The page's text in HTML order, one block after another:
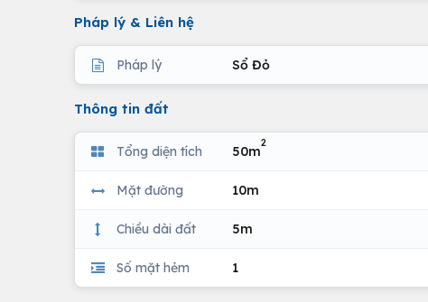
Pháp lý & Liên hệ
Pháp lý Sổ Đỏ
Thông tin đất
Tổng diện tích 50m
2
Mặt đường 10m
Chiều dài đất 5m
Số mặt hẻm 1